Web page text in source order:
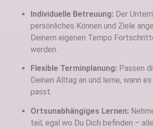
Individuelle Betreuung: Der
persönliches Können und Ziele
Deinem eigenen Tempo
werden.
Flexible Terminplanung: Passen
Deinen Alltag an und lerne, wann
passt.
Ortsunabhängiges Lernen:
teil, egal wo Du Dich befinden –